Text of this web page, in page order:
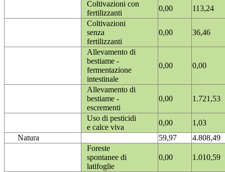
Coltivazioni con
fertilizzanti
0,00
113,24
Coltivazioni
senza
fertilizzanti
0,00 36,46
Allevamento di
bestiame -
fermentazione
intestinale
0,00 0,00
Allevamento di
bestiame -
escrementi
0,00 1.721,53
Uso di pesticidi
e calce viva
0,00
1,03
Natura
59,97
4.808,49
Foreste
spontanee di
latifoglie
0,00 1.010,59